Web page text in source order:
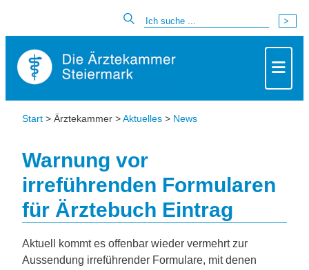
Start > Ärztekammer >Aktuelles > News
Warnung vor
irreführenden Formularen
für Ärztebuch Eintrag
Aktuell kommt es offenbar wieder vermehrt zur
Aussendung irreführender Formulare, mit denen